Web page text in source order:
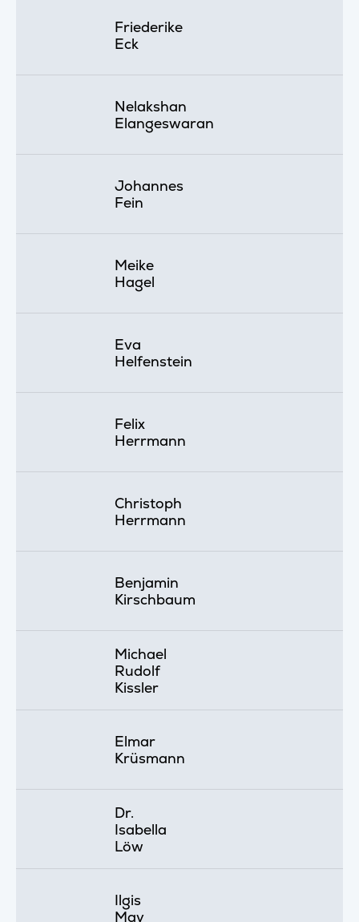
Friederike
Eck
Nelakshan
Elangeswaran
Johannes
Fein
Meike
Hagel
Eva
Helfenstein
Felix
Herrmann
Christoph
Herrmann
Benjamin
Kirschbaum
Michael
Rudolf
Kissler
Elmar
Krüsmann
Dr.
Isabella
Löw
Ilgis
May